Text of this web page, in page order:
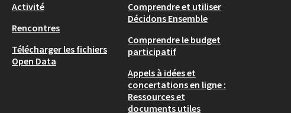
Activité
Rencontres
Télécharger les fichiers
Open Data
Comprendre et utiliser
Décidons Ensemble
Comprendre le budget
participatif
Appels à idées et
concertations en ligne :
Ressources et
documents utiles